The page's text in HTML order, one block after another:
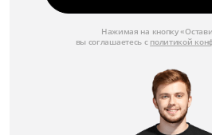
Замена механизма
Нажимая на кнопку
вы соглашаетесь с политикой